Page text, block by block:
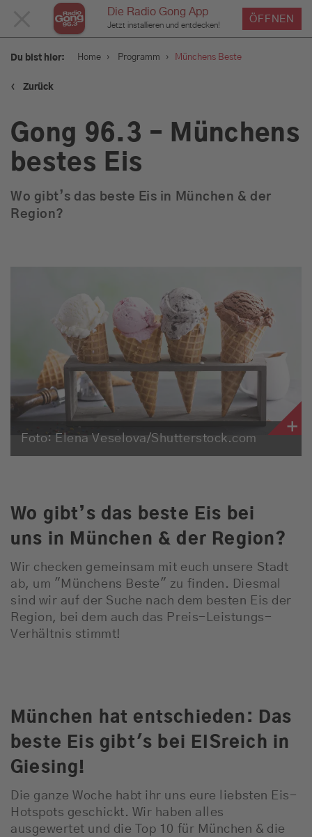
Die Radio Gong App
Jetzt installieren und entdecken!
ÖFFNEN
SCHLIESSEN
Programm
Aktionen & Events
Empfang
Webradio
Moderatoren
Team
Werbung
Musik
Du bist hier: Home › Programm › Münchens Beste
‹ Zurück
Gong 96.3 – Münchens
bestes Eis
Wo gibt’s das beste Eis in München & der
Region?
Foto: Elena Veselova/Shutterstock.com
Wo gibt’s das beste Eis bei
uns in München & der Region?
Wir checken gemeinsam mit euch unsere Stadt
ab, um "Münchens Beste" zu finden. Diesmal
sind wir auf der Suche nach dem besten Eis der
Region, bei dem auch das Preis-Leistungs-
Verhältnis stimmt!
München hat entschieden: Das
beste Eis gibt's bei EISreich in
Giesing!
Die ganze Woche habt ihr uns eure liebsten Eis-
Hotspots geschickt. Wir haben alles
ausgewertet und die Top 10 für München & die